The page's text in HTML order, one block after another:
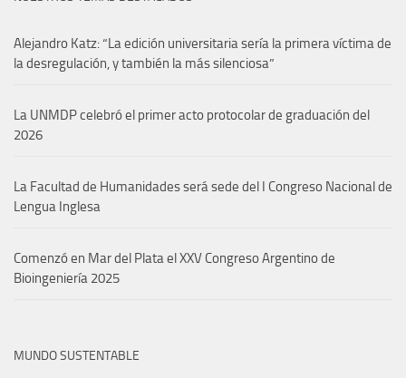
Alejandro Katz: “La edición universitaria sería la primera víctima de
la desregulación, y también la más silenciosa”
La UNMDP celebró el primer acto protocolar de graduación del
2026
La Facultad de Humanidades será sede del I Congreso Nacional de
Lengua Inglesa
Comenzó en Mar del Plata el XXV Congreso Argentino de
Bioingeniería 2025
MUNDO SUSTENTABLE